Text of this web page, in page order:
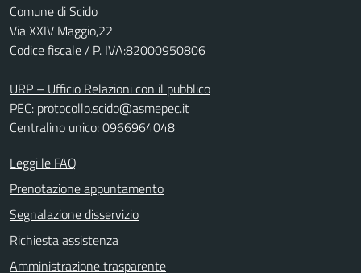
Comune di Scido
Via XXIV Maggio,22
Codice fiscale / P. IVA:82000950806
URP – Ufficio Relazioni con il pubblico
PEC: protocollo.scido@asmepec.it
Centralino unico: 0966964048
Leggi le FAQ
Prenotazione appuntamento
Segnalazione disservizio
Richiesta assistenza
Amministrazione trasparente